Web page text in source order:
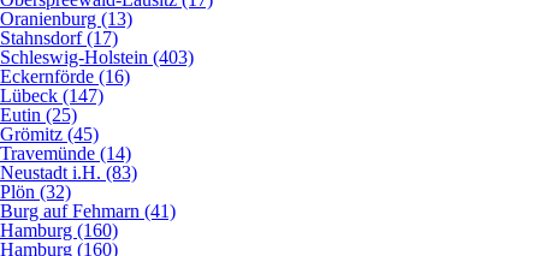
Oranienburg (13)
Stahnsdorf (17)
Schleswig-Holstein (403)
Eckernförde (16)
Lübeck (147)
Eutin (25)
Grömitz (45)
Travemünde (14)
Neustadt i.H. (83)
Plön (32)
Burg auf Fehmarn (41)
Hamburg (160)
Hamburg (160)